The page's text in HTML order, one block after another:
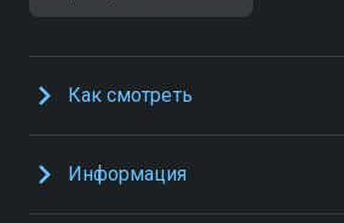
Как смотреть
Информация